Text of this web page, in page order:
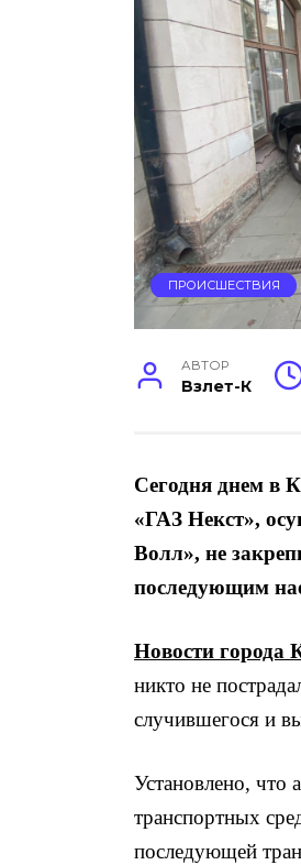
ПРОИСШЕСТВИЯ
АВТОР
Взлет-К
Сегодня днем в
«ГАЗ Некст»,
Волл», не
последующим
Новости города
никто не
случившегося и
Установлено, что
транспортных
последующей